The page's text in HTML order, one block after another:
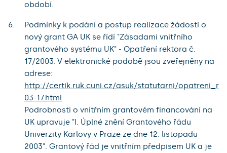
období.
Podmínky k podání a postup realizace žádosti o
nový grant GA UK se řídí "Zásadami vnitřního
grantového systému UK" - Opatření rektora č.
17/2003. V elektronické podobě jsou zveřejněny na
adrese:
http://certik.ruk.cuni.cz/asuk/statutarni/
03-17.html
Podrobnosti o vnitřním grantovém financování na
UK upravuje "I. Úplné znění Grantového řádu
Univerzity Karlovy v Praze ze dne 12. listopadu
2003". Grantový řád je vnitřním předpisem UK a je